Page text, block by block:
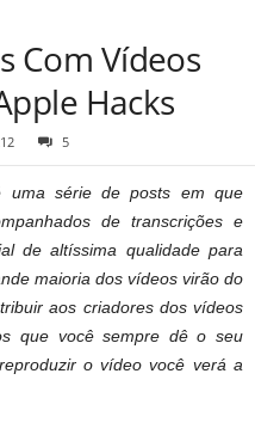
Com Vídeos
Hacks
5
uma série de posts em que
de transcrições e
de altíssima qualidade para
maioria dos vídeos virão do
aos criadores dos vídeos
que você sempre dê o seu
o vídeo você verá a